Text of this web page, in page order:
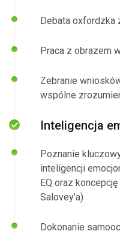
Debata oxfordzka
Praca z obrazem
Zebranie
wspólne
Inteligencja
Poznanie
inteligencji
EQ oraz
Salovey’a)
Dokonanie